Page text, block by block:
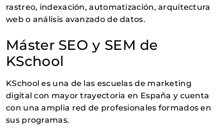
rastreo, indexación, automatización, arquitectura
web o análisis avanzado de datos.
Máster SEO y SEM de
KSchool
KSchool es una de las escuelas de marketing
digital con mayor trayectoria en España y cuenta
con una amplia red de profesionales formados en
sus programas.